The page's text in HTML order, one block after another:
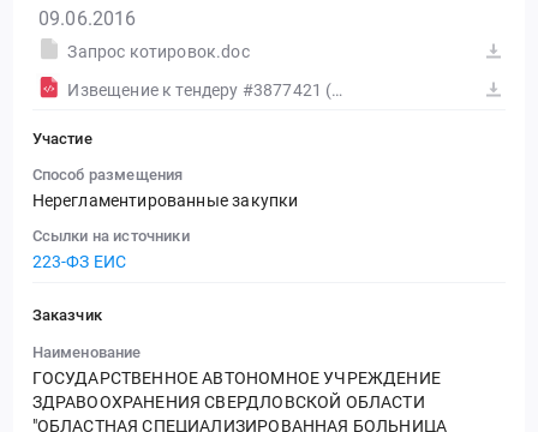
09.06.2016
Запрос котировок.doc
Извещение к тендеру #3877421 (Печатная форма)
Участие
Способ размещения
Нерегламентированные закупки
Ссылки на источники
223-ФЗ ЕИС
Заказчик
Наименование
ГОСУДАРСТВЕННОЕ АВТОНОМНОЕ УЧРЕЖДЕНИЕ
ЗДРАВООХРАНЕНИЯ СВЕРДЛОВСКОЙ ОБЛАСТИ
"ОБЛАСТНАЯ СПЕЦИАЛИЗИРОВАННАЯ БОЛЬНИЦА